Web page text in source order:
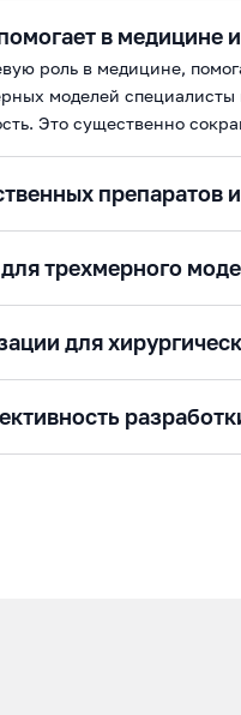
в медицине
роль в медицине,
моделей специалисты
Это существенно
препаратов
трехмерного
для